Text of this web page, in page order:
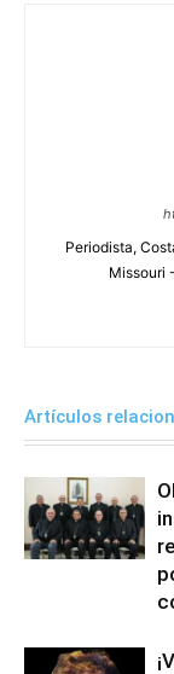
Periodista,
Missouri
Artículos